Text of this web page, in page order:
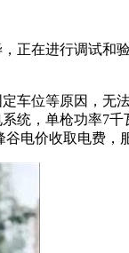
正在进行调试和
车位等原因，无
统，单枪功率7
电价收取电费，